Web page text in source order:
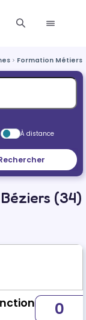
Formation Métiers
À distance
(34)
0